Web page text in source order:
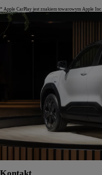
* Apple CarPlay jest znakiem towarowym Apple Inc